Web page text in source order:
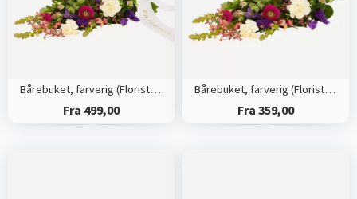
Bårebuket, farverig (Floristens kreative valg) med bånd
Fra 499,00
Bårebuket, farverig (Floristens kreative valg)
Fra 359,00